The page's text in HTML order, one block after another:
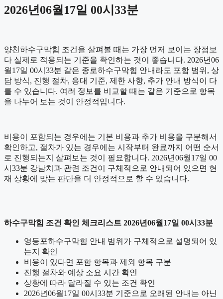
2026년06월17일 00시33분
양천하수구막힘 조건을 살펴볼 때는 가장 먼저 보이는 장점보
다 실제로 적용되는 기준을 확인하는 것이 좋습니다. 2026년06
월17일 00시33분 같은 종로하수구막힘 안내라도 포함 범위, 상
담 방식, 진행 절차, 응대 기준, 제한 사항, 추가 안내 방식이 다
를 수 있습니다. 여러 정보를 비교할 때는 같은 기준으로 항목
을 나누어 보는 것이 안정적입니다.
비용이 포함되는 경우에는 기본 비용과 추가 비용을 구분해서
확인하고, 절차가 있는 경우에는 시작부터 완료까지 어떤 순서
로 진행되는지 살펴보는 것이 필요합니다. 2026년06월17일 00
시33분 강남치과 관련 조건이 구체적으로 안내되어 있으면 현
재 상황에 맞는 판단을 더 안정적으로 할 수 있습니다.
하수구막힘 조건 확인 체크리스트 2026년06월17일 00시33분
영등포하수구막힘 안내 범위가 구체적으로 설명되어 있
는지 확인
비용이 있다면 포함 항목과 제외 항목 구분
진행 절차와 예상 소요 시간 확인
상황에 따라 달라질 수 있는 조건 확인
2026년06월17일 00시33분 기준으로 오래된 안내는 아닌